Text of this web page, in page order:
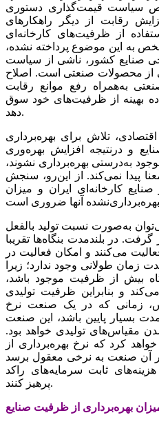
سیاست‌‌‌ قیمت‌گذاری‌‌‌ دستوری‌‌‌
رقابت‌‌‌ از دیگر راهکارهای
از ظرفیت‌‌‌های کارخانه‌‌‌ای
به‌‌‌ این‌‌‌ موضوع پرداخته‌‌‌ نشده،
صنایع‌‌‌ کشور، ناشی‌‌‌ از سیاست‌‌‌
از محصولات صنعتی‌‌‌ است‌‌‌. اصلاح
به‌‌‌همراه رفع‌‌‌ موانع‌‌‌ رقابت‌‌‌
بهینه‌‌‌ از ظرفیت‌‌‌های‌‌‌ خود سوق
دهد.
تلاش برای‌‌‌ بهره‌برداری‌‌‌
و درنتیجه‌‌‌ افزایش‌‌‌ بهره‌وری‌‌‌
به‌‌‌درستی‌‌‌ بهره‌برداری‌‌‌ نشوند،
پیدا نمی‌‌‌کند. از این‌‌‌‌رو، سنجش‌‌‌
کارخانه‌‌‌ای‌‌‌ ایران و میزان
به‌‌‌صورت نسبت‌‌‌ تولید بالفعل‌‌‌
در بلندمدت بنگاه‌ها تقریبا
می‌کنند و امکان فعالیت‌‌‌ در
زمان طولانی‌‌‌ وجود ندارد؛ زیرا
بیش‌‌‌ از ظرفیت‌‌‌ موجود باشد،
و بنابراین‌‌‌ ظرفیت‌‌‌ تولیدی‌‌‌
زمانی‌‌‌ که‌‌‌ در یک‌‌‌ صنعت‌‌‌ نرخ
بسیار پایین‌‌‌ باشد، این‌‌‌ صنعت‌‌‌
مقیاس‌های تولیدی‌‌‌ خواهد بود.
کرد که‌‌‌ نرخ بهره‌برداری‌‌‌ از
آن صنعت‌‌‌ به‌‌‌ نرخی معقول برسد
ثابت‌‌‌ سرمایه‌‌‌های‌‌‌ راکد
پرهیز کنند.